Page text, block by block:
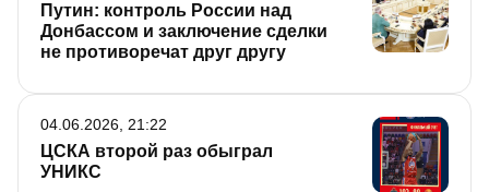
Путин: контроль России над
Донбассом и заключение сделки
не противоречат друг другу
ЦСКА второй раз обыграл
УНИКС
04.06.2026, 21:22